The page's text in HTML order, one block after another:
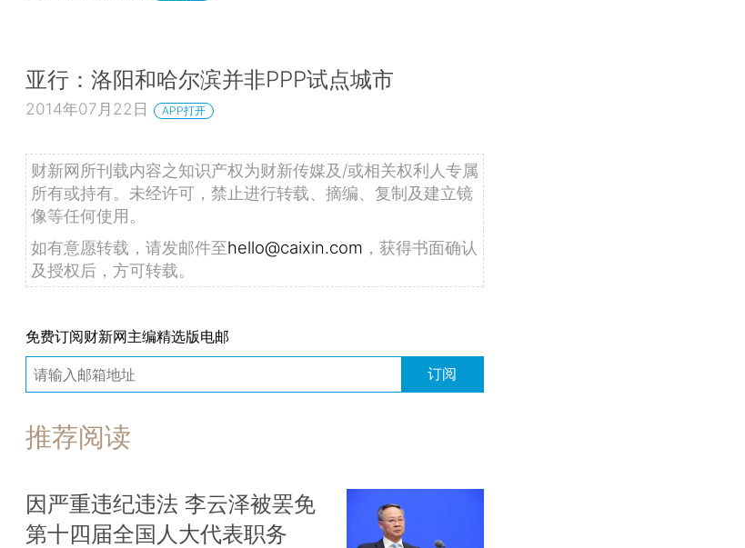
亚行：洛阳和哈尔滨并非PPP试点城市
2014年07月22日 APP打开
财新网所刊载内容之知识产权为财新传媒及/或相关权利人专属
所有或持有。未经许可，禁止进行转载、摘编、复制及建立镜
像等任何使用。
如有意愿转载，请发邮件至hello@caixin.com ，获得书面确认
及授权后，方可转载。
免费订阅财新网主编精选版电邮
订阅
推荐阅读
因严重违纪违法 李云泽被罢免
第十四届全国人大代表职务